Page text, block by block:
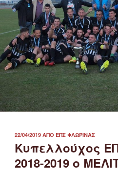
ΔΗΜΟΣΙΕΎΤΗΚΕ
ΣΤΙΣ
22/04/2019 ΑΠΌ ΕΠΣ ΦΛΏΡΙΝΑΣ
Κυπελλούχος
2018-2019 ο